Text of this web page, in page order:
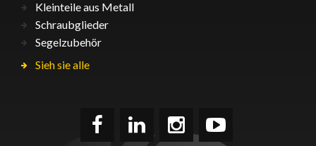
Kleinteile aus Metall
Schraubglieder
Segelzubehör
Sieh sie alle